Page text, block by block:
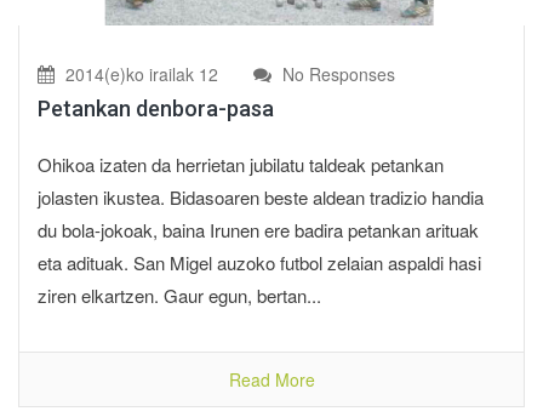
2014(e)ko irailak 12 No Responses
Petankan denbora-pasa
Ohikoa izaten da herrietan jubilatu taldeak petankan
jolasten ikustea. Bidasoaren beste aldean tradizio handia
du bola-jokoak, baina Irunen ere badira petankan arituak
eta adituak. San Migel auzoko futbol zelaian aspaldi hasi
ziren elkartzen. Gaur egun, bertan...
Read More